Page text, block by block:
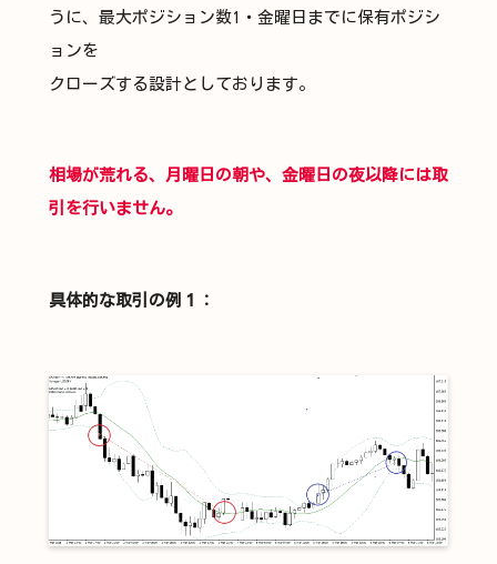
うに、最大ポジション数1・金曜日までに保有ポジシ
ョンを
クローズする設計としております。
相場が荒れる、月曜日の朝や、金曜日の夜以降には取
引を行いません。
具体的な取引の例１：